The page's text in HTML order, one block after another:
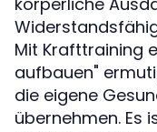
Mit Krafttraining
aufbauen"
die eigene
übernehmen. Es